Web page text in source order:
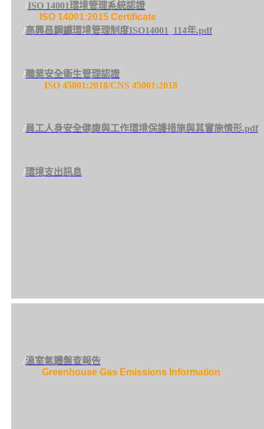
/ISO 14001環境管理系統認證
ISO 14001:2015 Certificate
/高興昌鋼鐵環境管理制度ISO14001_114年.pdf
/職業安全衛生管理認證
ISO 45001:2018/CNS 45001:2018
/員工人身安全健康與工作環境保護措施與其實施情形.pdf
/環境支出訊息
/溫室氣體盤查報告
Greenhouse Gas Emissions Information